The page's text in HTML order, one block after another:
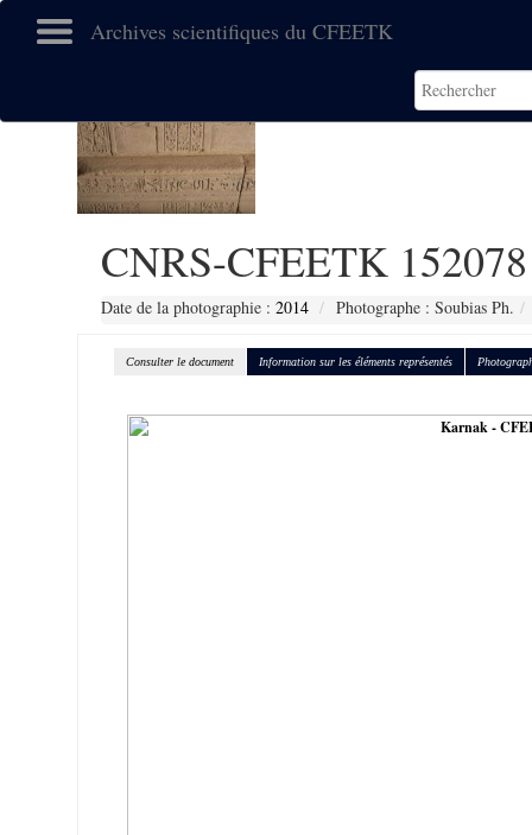
Archives scientifiques du CFEETK
CNRS-CFEETK 152078
Date de la photographie : 2014 Photographe : Soubias Ph.
Consulter le document Information sur les éléments représentés